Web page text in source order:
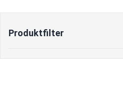
Produktfilter